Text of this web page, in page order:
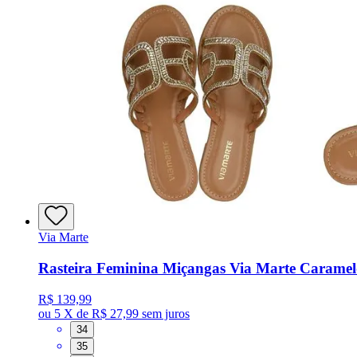
Via Marte
Rasteira Feminina Miçangas Via Marte
R$ 139,99
ou 5 X de R$ 27,99 sem juros
34
35